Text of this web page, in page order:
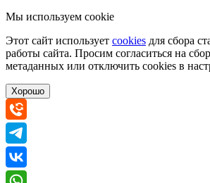
Мы используем cookie
Этот сайт использует cookies для сбора
работы сайта. Просим согласиться на
метаданных или отключить cookies в
Хорошо